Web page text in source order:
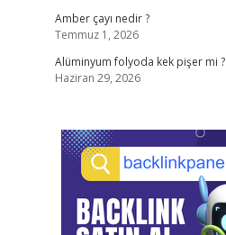
Amber çayı nedir ?
Temmuz 1, 2026
Alüminyum folyoda kek pişer mi ?
Haziran 29, 2026